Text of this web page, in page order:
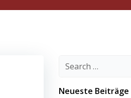
Search
Neueste Beiträge